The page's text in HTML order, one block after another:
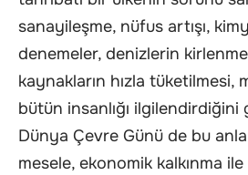
sanayileşme, nüfus artışı,
denemeler, denizlerin
kaynakların hızla tüketilmesi,
bütün insanlığı
Dünya Çevre Günü de bu
mesele, ekonomik kalkınma